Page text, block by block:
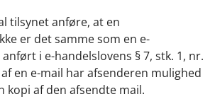
tilsynet anføre, at en
er det samme som en e-
i e-handelslovens § 7, stk. 1, nr.
en e-mail har afsenderen mulighed
kopi af den afsendte mail.